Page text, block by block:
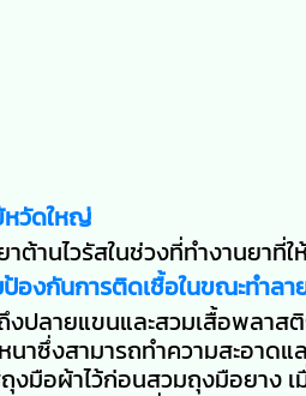
หวัดใหญ่
าต้านไวรัสในช่วงที่ทำงานยา
งกันการติดเชื้อในขณะทำลา
งปลายแขนและสวมเสื้อพลา
าซึ่งสามารถทำความสะอาด
ถุงมือผ้าไว้ก่อนสวมถุงมือยา